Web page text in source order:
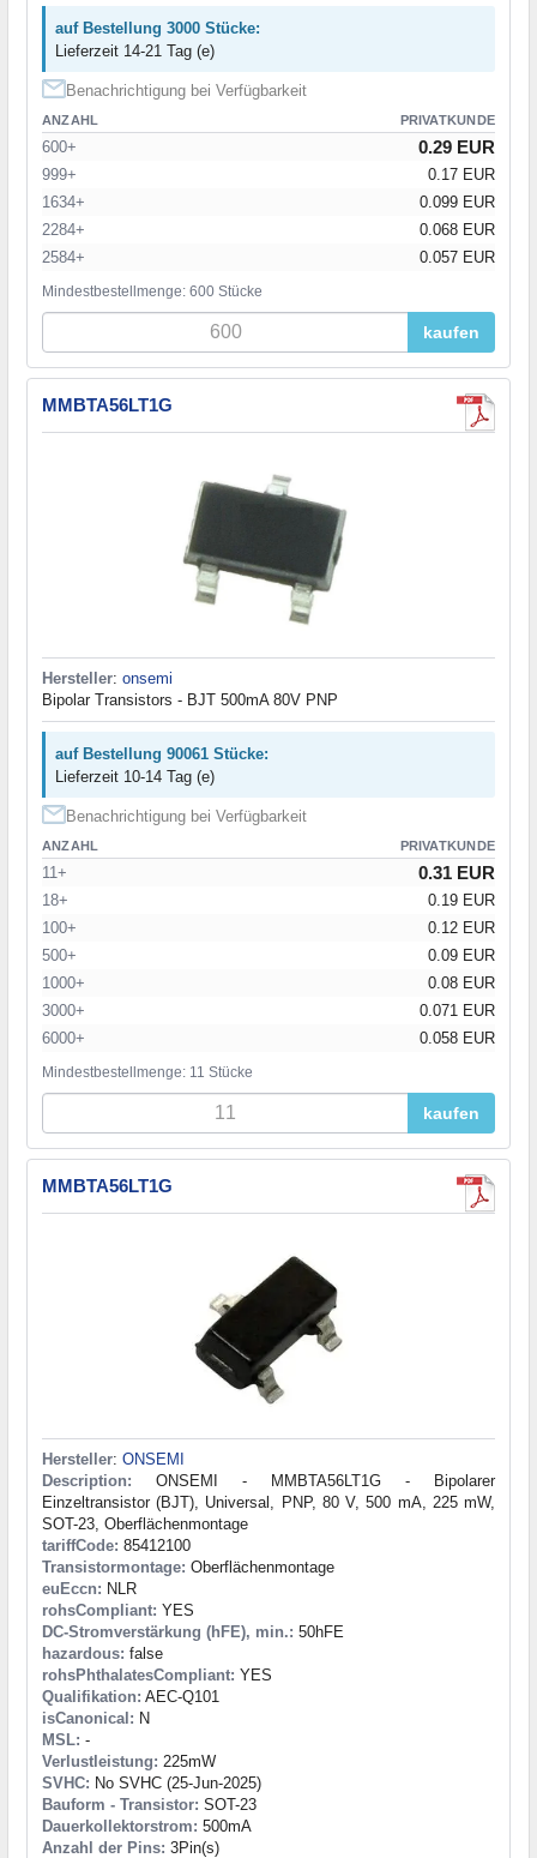
auf Bestellung 3000 Stücke:
Lieferzeit 14-21 Tag (e)
Benachrichtigung bei Verfügbarkeit
ANZAHL PRIVATKUNDE
600+ 0.29 EUR
999+
0.17 EUR
1634+
0.099 EUR
2284+
0.068 EUR
2584+
0.057 EUR
Mindestbestellmenge: 600 Stücke
kaufen
MMBTA56LT1G
Hersteller: onsemi
Bipolar Transistors - BJT 500mA 80V PNP
auf Bestellung 90061 Stücke:
Lieferzeit 10-14 Tag (e)
Benachrichtigung bei Verfügbarkeit
ANZAHL PRIVATKUNDE
11+ 0.31 EUR
18+
0.19 EUR
100+
0.12 EUR
500+
0.09 EUR
1000+
0.08 EUR
3000+
0.071 EUR
6000+
0.058 EUR
Mindestbestellmenge: 11 Stücke
kaufen
MMBTA56LT1G
Hersteller: ONSEMI
Description: ONSEMI - MMBTA56LT1G - Bipolarer
Einzeltransistor (BJT), Universal, PNP, 80 V, 500 mA, 225 mW,
SOT-23, Oberflächenmontage
tariffCode: 85412100
Transistormontage: Oberflächenmontage
euEccn: NLR
rohsCompliant: YES
DC-Stromverstärkung (hFE), min.: 50hFE
hazardous: false
rohsPhthalatesCompliant: YES
Qualifikation: AEC-Q101
isCanonical: N
MSL: -
Verlustleistung: 225mW
SVHC: No SVHC (25-Jun-2025)
Bauform - Transistor: SOT-23
Dauerkollektorstrom: 500mA
Anzahl der Pins: 3Pin(s)